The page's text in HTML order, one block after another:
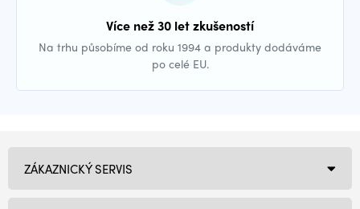
Více než 30 let zkušeností
Na trhu působíme od roku 1994 a produkty dodáváme
po celé EU.
ZÁKAZNICKÝ SERVIS